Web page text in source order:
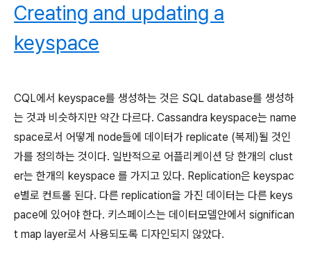
Creating and updating a
keyspace
CQL에서 keyspace를 생성하는 것은 SQL database를 생성하
는 것과 비슷하지만 약간 다르다. Cassandra keyspace는 name
space로서 어떻게 node들에 데이터가 replicate (복제)될 것인
가를 정의하는 것이다. 일반적으로 어플리케이션 당 한개의 clust
er는 한개의 keyspace 를 가지고 있다. Replication은 keyspac
e별로 컨트롤 된다. 다른 replication을 가진 데이터는 다른 keys
pace에 있어야 한다. 키스페이스는 데이터모델안에서 significan
t map layer로서 사용되도록 디자인되지 않았다.